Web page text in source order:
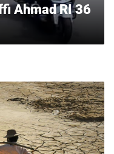
Ahmad RI 36